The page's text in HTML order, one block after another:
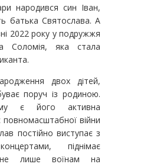
народився син Іван,
батька Святослава. А
2022 року у подружжя
Соломія, яка стала
двох дітей,
поруч із родиною.
є його активна
повномасштабної війни
постійно виступає з
піднімає
лише воїнам на